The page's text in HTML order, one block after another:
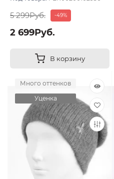
5 299Руб. -49%
2 699Руб.
В корзину
Много оттенков
Уценка